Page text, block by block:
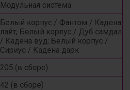
Модульная система
Белый корпус / Фантом / Кадена
лайт; Белый корпус / Дуб самдал
/ Кадена вуд; Белый корпус /
Сириус / Кадена дарк
205 (в сборе)
42 (в сборе)